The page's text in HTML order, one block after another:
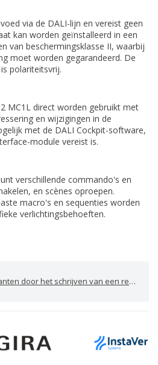
via de DALI-lijn en vereist geen
kan worden geïnstalleerd in een
van beschermingsklasse II, waarbij
moet worden gegarandeerd. De
polariteitsvrij.
MC1L direct worden gebruikt met
en wijzigingen in de
met de DALI Cockpit-software,
module vereist is.
verschillende commando's en
en scènes oproepen.
macro's en sequenties worden
verlichtingsbehoeften.
door het schrijven van een review